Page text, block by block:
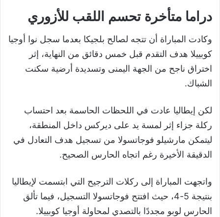
دراما متأخرة تحسم اللقب للأزوري
وكادت المباراة أن تتجه لصالح بلجيكا بعدما سجل نوا أوجيا
كوبييلا هدف التقدم قبل خمس دقائق من النهاية، إثر
اختراق ناجح من الجهة اليمنى وتسديدة أرضية سكنت
الشباك.
لكن إيطاليا عادت في اللحظات الحاسمة بعد احتساب
ركلة جزاء إثر لمسة يد على ديركس داخل المنطقة،
ليتمكن مارشيلو فوجاتسولا من تسجيل هدف التعادل في
الدقيقة الأخيرة رغم اتجاه الحارس الصحيح.
واتجهت المباراة إلى ركلات الترجيح التي ابتسمت لإيطاليا
بنتيجة 5-4، حيث افتتح فوجاتسولا التسجيل، فيما تألق
الحارس لوبو مجددًا بالتصدي لمحاولة أوجيا كوبييلا.